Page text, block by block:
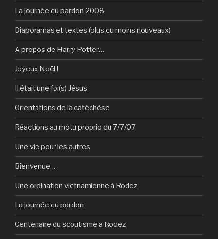
La journée du pardon 2008
Diaporamas et textes (plus ou moins nouveaux)
A propos de Harry Potter…
Joyeux Noël !
Il était une foi(s) Jésus
Orientations de la catéchèse
Réactions au motu proprio du 7/7/07
Une vie pour les autres
Bienvenue…
Une ordination vietnamienne à Rodez
La journée du pardon
Centenaire du scoutisme à Rodez